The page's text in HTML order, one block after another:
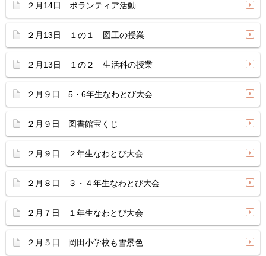
２月14日 ボランティア活動
２月13日 １の１ 図工の授業
２月13日 １の２ 生活科の授業
２月９日 5・6年生なわとび大会
２月９日 図書館宝くじ
２月９日 ２年生なわとび大会
２月８日 ３・４年生なわとび大会
２月７日 １年生なわとび大会
２月５日 岡田小学校も雪景色